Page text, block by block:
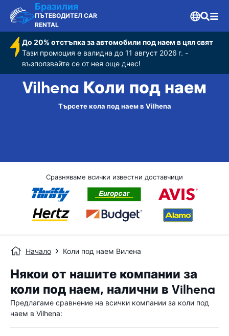
Бразилия
ПЪТЕВОДИТЕЛ CAR
RENTAL
До 20% отстъпка за автомобили под наем в цял свят
Тази промоция е валидна до 11 август 2026 г. -
възползвайте се от нея още днес!
Vilhena Коли под наем
Търсете кола под наем в Vilhena
Сравняваме всички известни доставчици
Начало Коли под наем Вилена
Някои от нашите компании за
коли под наем, налични в Vilhena
Предлагаме сравнение на всички компании за коли под
наем в Vilhena: